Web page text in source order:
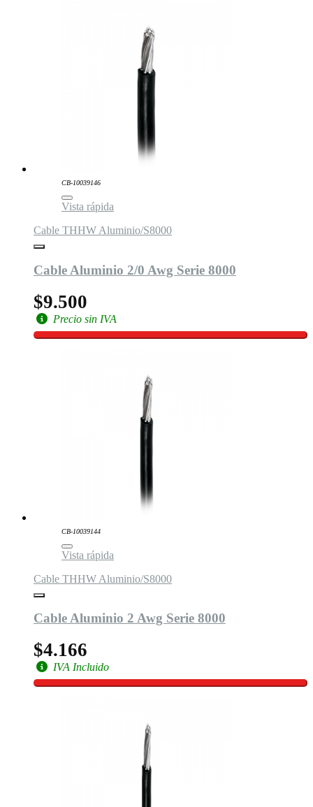
CB-10039146
Vista rápida
Cable THHW Aluminio/S8000
Cable Aluminio 2/0 Awg Serie 8000
$9.500
Precio sin IVA
CB-10039144
Vista rápida
Cable THHW Aluminio/S8000
Cable Aluminio 2 Awg Serie 8000
$4.166
IVA Incluido